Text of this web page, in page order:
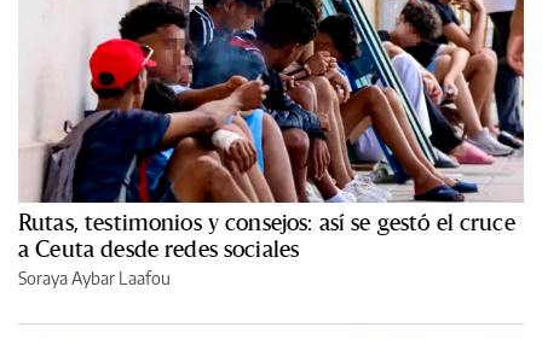
Rutas, testimonios y consejos: así se gestó el cruce
a Ceuta desde redes sociales
Soraya Aybar Laafou